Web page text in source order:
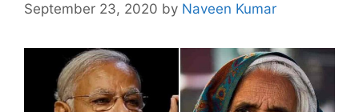
September 23, 2020 by Naveen Kumar